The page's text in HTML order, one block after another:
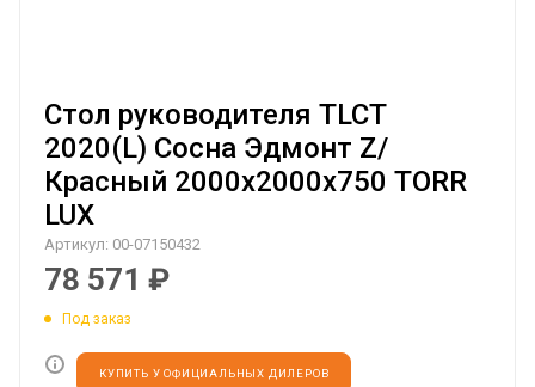
Стол руководителя TLCT
2020(L) Сосна Эдмонт Z/
Красный 2000х2000х750 TORR
LUX
Артикул: 00-07150432
78 571 ₽
Под заказ
КУПИТЬ У ОФИЦИАЛЬНЫХ ДИЛЕРОВ